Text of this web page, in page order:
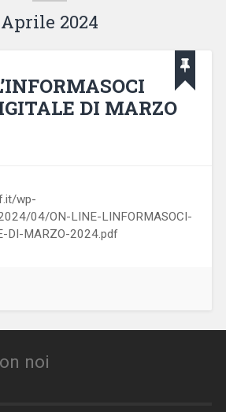
Aprile 2024
DI MARZO
wp-
04/ON-LINE-LINFORMASOCI-
DI-MARZO-2024.pdf
noi